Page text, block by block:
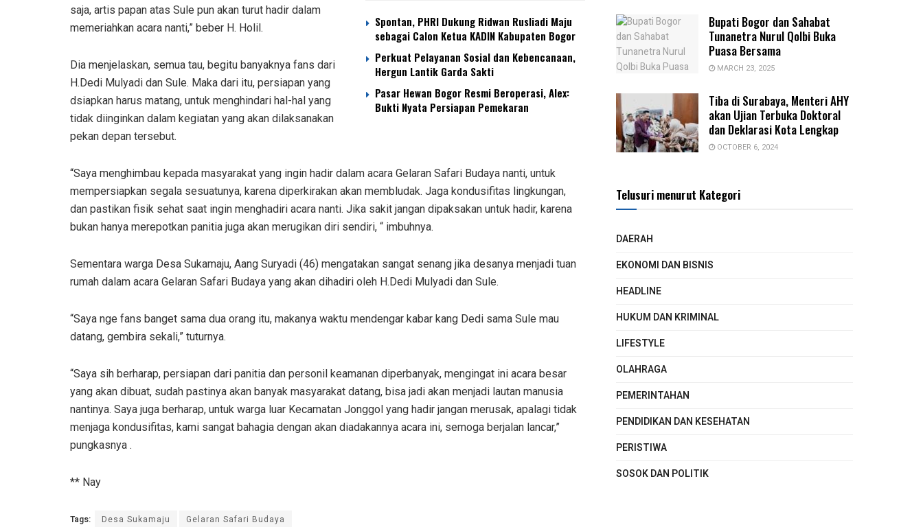
Spontan, PHRI Dukung Ridwan Rusliadi Maju
sebagai Calon Ketua KADIN Kabupaten Bogor
Perkuat Pelayanan Sosial dan Kebencanaan,
Hergun Lantik Garda Sakti
Pasar Hewan Bogor Resmi Beroperasi, Alex:
Bukti Nyata Persiapan Pemekaran
saja, artis papan atas Sule pun akan turut hadir dalam
memeriahkan acara nanti,” beber H. Holil.
Dia menjelaskan, semua tau, begitu banyaknya fans dari
H.Dedi Mulyadi dan Sule. Maka dari itu, persiapan yang
dsiapkan harus matang, untuk menghindari hal-hal yang
tidak diinginkan dalam kegiatan yang akan dilaksanakan
pekan depan tersebut.
“Saya menghimbau kepada masyarakat yang ingin hadir dalam acara Gelaran Safari Budaya nanti, untuk
mempersiapkan segala sesuatunya, karena diperkirakan akan membludak. Jaga kondusifitas lingkungan,
dan pastikan fisik sehat saat ingin menghadiri acara nanti. Jika sakit jangan dipaksakan untuk hadir, karena
bukan hanya merepotkan panitia juga akan merugikan diri sendiri, “ imbuhnya.
Sementara warga Desa Sukamaju, Aang Suryadi (46) mengatakan sangat senang jika desanya menjadi tuan
rumah dalam acara Gelaran Safari Budaya yang akan dihadiri oleh H.Dedi Mulyadi dan Sule.
“Saya nge fans banget sama dua orang itu, makanya waktu mendengar kabar kang Dedi sama Sule mau
datang, gembira sekali,” tuturnya.
“Saya sih berharap, persiapan dari panitia dan personil keamanan diperbanyak, mengingat ini acara besar
yang akan dibuat, sudah pastinya akan banyak masyarakat datang, bisa jadi akan menjadi lautan manusia
nantinya. Saya juga berharap, untuk warga luar Kecamatan Jonggol yang hadir jangan merusak, apalagi tidak
menjaga kondusifitas, kami sangat bahagia dengan akan diadakannya acara ini, semoga berjalan lancar,”
pungkasnya .
** Nay
Tags: Desa Sukamaju Gelaran Safari Budaya
Bupati Bogor dan Sahabat
Tunanetra Nurul Qolbi Buka
Puasa Bersama
MARCH 23, 2025
Tiba di Surabaya, Menteri AHY
akan Ujian Terbuka Doktoral
dan Deklarasi Kota Lengkap
OCTOBER 6, 2024
Telusuri menurut Kategori
DAERAH
EKONOMI DAN BISNIS
HEADLINE
HUKUM DAN KRIMINAL
LIFESTYLE
OLAHRAGA
PEMERINTAHAN
PENDIDIKAN DAN KESEHATAN
PERISTIWA
SOSOK DAN POLITIK